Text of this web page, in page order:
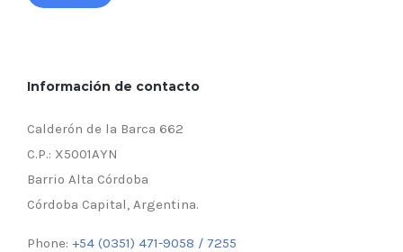
Información de contacto
Calderón de la Barca 662
C.P.: X5001AYN
Barrio Alta Córdoba
Córdoba Capital, Argentina.
Phone: +54 (0351) 471-9058 / 7255